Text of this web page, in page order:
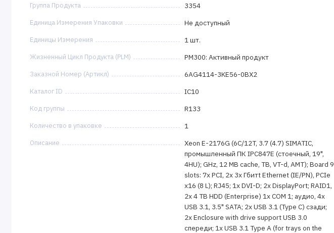
Группа Продукта 3354
Единица Измерения Упаковки Не доступный
Единицы Измерения 1 шт.
Жизненный Цикл Продукта (PLM) PM300: Активный продукт
Заказной Номер (Артикл) 6AG4114-3KE56-0BX2
Каталог ID IC10
Код группы R133
Количество в упаковке 1
Описание
Xeon E-2176G (6C/12T, 3.7 (4.7) SIMATIC,
промышленный ПК IPC847E (стоечный, 19",
4HU); GHz, 12 MB cache, TB, VT-d, AMT); Board 9
slots: 7x PCI, 2x 3x Гбитt Ethernet (IE/PN), PCIe
x16 (8 L); RJ45; 1x DVI-D; 2x DisplayPort; RAID1,
2x 4 TB HDD (Enterprise) 1x COM 1; аудио, 4x
USB 3.1, 3.5" SATA; 2x USB 3.1 (Type C) сзади;
2x Enclosure with drive support USB 3.0
спереди; 1x USB 3.1 Type A (for trays on the